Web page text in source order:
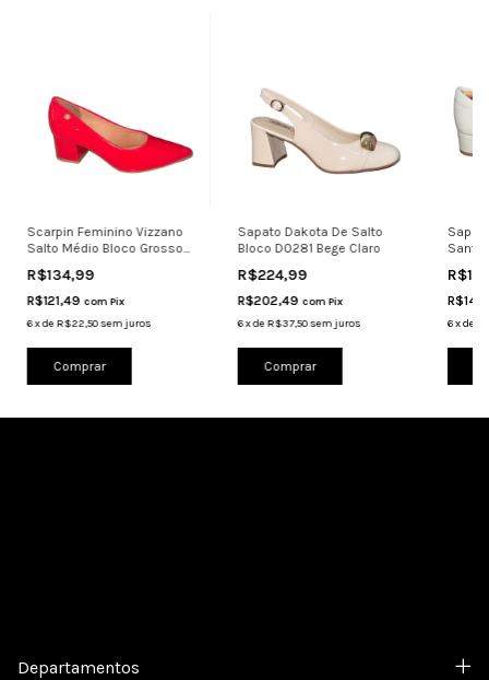
Scarpin Feminino Vizzano
Salto Médio Bloco Grosso
R$134,99
R$121,49 com Pix
6xdeR$22,50sem juros
Comprar
Sapato Dakota De Salto
Bloco D0281 Bege Claro
R$224,99
R$202,49 com Pix
6xdeR$37,50 sem juros
Comprar
6xde
Departamentos